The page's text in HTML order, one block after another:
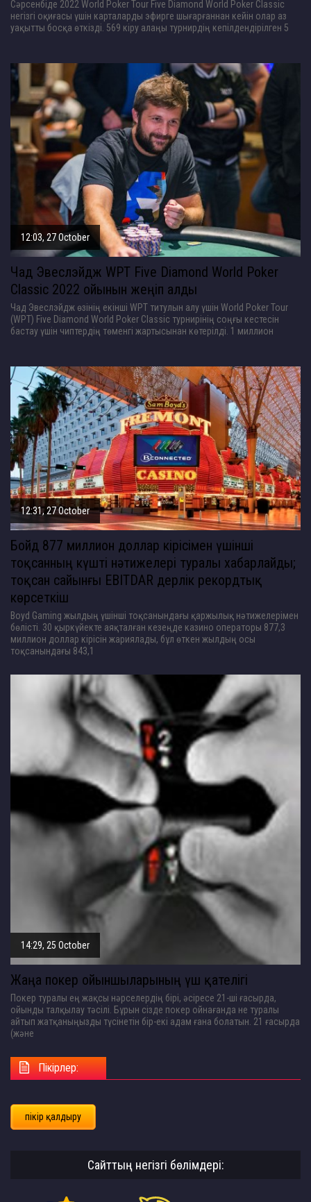
Сәрсенбіде 2022 World Poker Tour Five Diamond World Poker Classic
негізгі оқиғасы үшін карталарды эфирге шығарғаннан кейін олар аз
уақытты босқа өткізді. 569 кіру алаңы турнирдің кепілдендірілген 5
12:03, 27 October
Чад Эвеслэйдж WPT Five Diamond World Poker
Classic 2022 ойынын жеңіп алды
Чад Эвеслэйдж өзінің екінші WPT титулын алу үшін World Poker Tour
(WPT) Five Diamond World Poker Classic турнирінің соңғы кестесін
бастау үшін чиптердің төменгі жартысынан көтерілді. 1 миллион
12:31, 27 October
Бойд 877 миллион доллар кірісімен үшінші
тоқсанның күшті нәтижелері туралы хабарлайды;
тоқсан сайынғы EBITDAR дерлік рекордтық
көрсеткіш
Boyd Gaming жылдың үшінші тоқсанындағы қаржылық нәтижелерімен
бөлісті. 30 қыркүйекте аяқталған кезеңде казино операторы 877,3
миллион доллар кірісін жариялады, бұл өткен жылдың осы
тоқсанындағы 843,1
14:29, 25 October
Жаңа покер ойыншыларының үш қателігі
Покер туралы ең жақсы нәрселердің бірі, әсіресе 21-ші ғасырда,
ойынды талқылау тәсілі. Бұрын сізде покер ойнағанда не туралы
айтып жатқаныңызды түсінетін бір-екі адам ғана болатын. 21 ғасырда
(және
Пікірлер:
пікір қалдыру
Сайттың негізгі бөлімдері: